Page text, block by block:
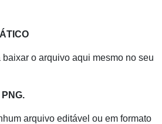
o arquivo aqui mesmo no seu
PNG.
arquivo editável ou em formato